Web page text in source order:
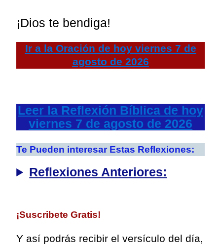
¡Dios te bendiga!
Ir a la Oración de hoyviernes 7 de
agosto de 2026
Leer la Reflexión Bíblica de hoy
viernes 7 de agosto de 2026
Te Pueden interesar Estas Reflexiones:
Reflexiones Anteriores:
¡Suscribete Gratis!
Y así podrás recibir el versículo del día,